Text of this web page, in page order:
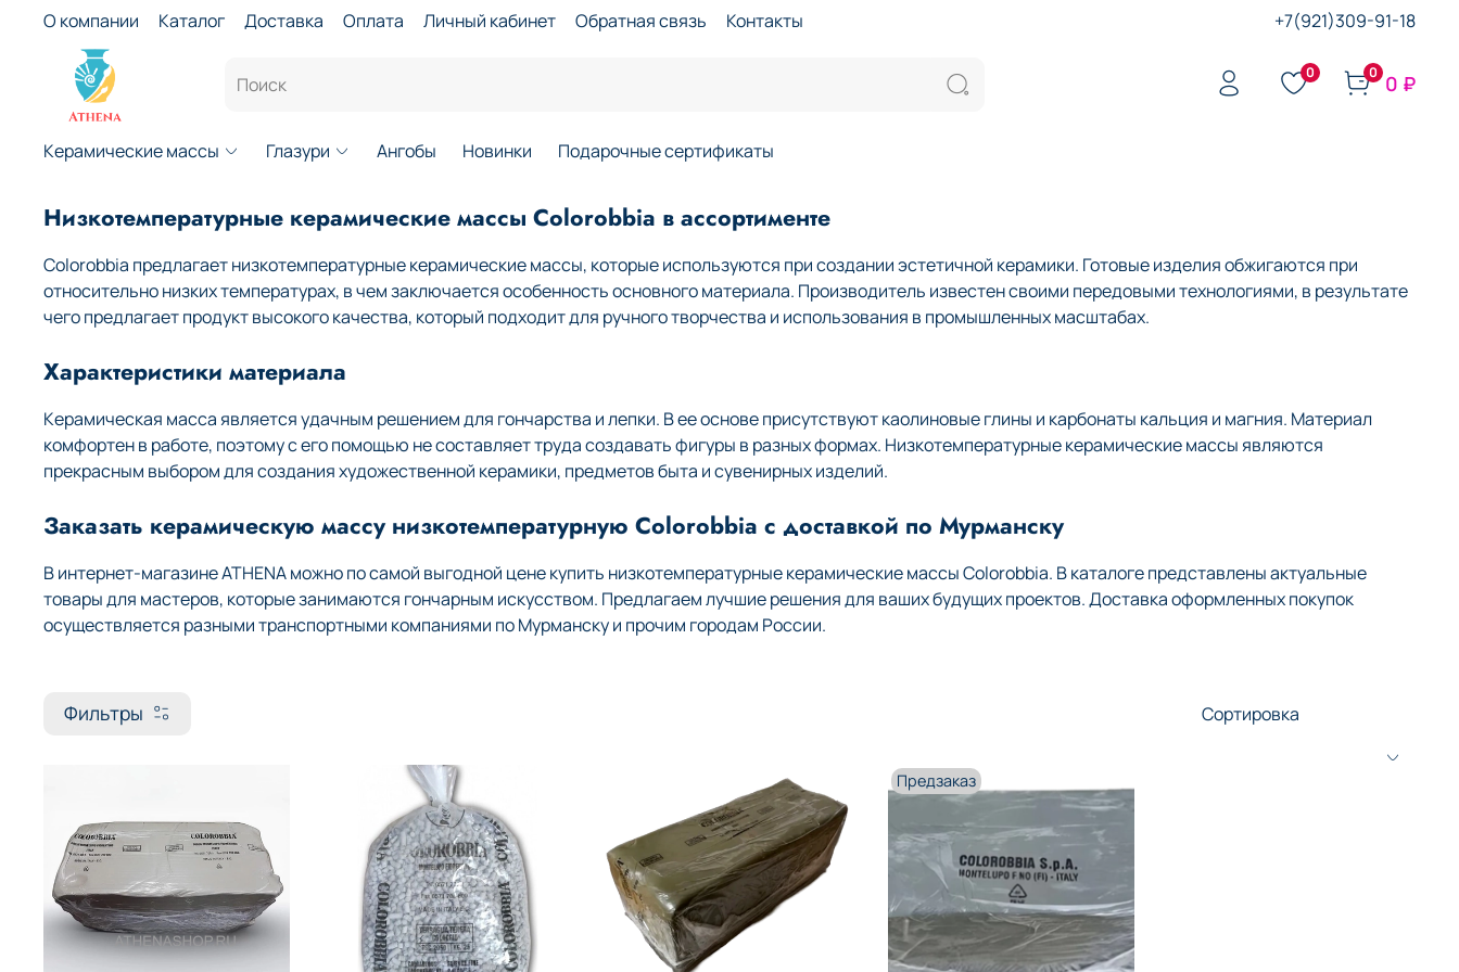
О компании Каталог Доставка Оплата Личный кабинет Обратная связь Контакты +7(921)309-91-18
0 0 0 ₽
Керамические массы Глазури Ангобы Новинки Подарочные сертификаты
Низкотемпературные керамические массы Colorobbia в ассортименте
Colorobbia предлагает низкотемпературные керамические массы, которые используются при создании эстетичной керамики. Готовые изделия обжигаются при
относительно низких температурах, в чем заключается особенность основного материала. Производитель известен своими передовыми технологиями, в результате
чего предлагает продукт высокого качества, который подходит для ручного творчества и использования в промышленных масштабах.
Характеристики материала
Керамическая масса является удачным решением для гончарства и лепки. В ее основе присутствуют каолиновые глины и карбонаты кальция и магния. Материал
комфортен в работе, поэтому с его помощью не составляет труда создавать фигуры в разных формах. Низкотемпературные керамические массы являются
прекрасным выбором для создания художественной керамики, предметов быта и сувенирных изделий.
Заказать керамическую массу низкотемпературную Colorobbia с доставкой по Мурманску
В интернет-магазине ATHENA можно по самой выгодной цене купить низкотемпературные керамические массы Colorobbia. В каталоге представлены актуальные
товары для мастеров, которые занимаются гончарным искусством. Предлагаем лучшие решения для ваших будущих проектов. Доставка оформленных покупок
осуществляется разными транспортными компаниями по Мурманску и прочим городам России.
Фильтры
Предзаказ